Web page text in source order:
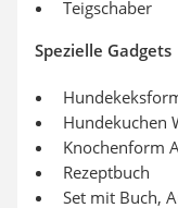
Teigschaber
Spezielle Gadgets
Hundekuchen
Knochenform
Rezeptbuch
Set mit Buch,